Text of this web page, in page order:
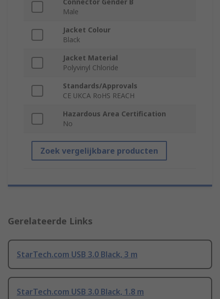
Connector Gender B
Male
Jacket Colour
Black
Jacket Material
Polyvinyl Chloride
Standards/Approvals
CE UKCA RoHS REACH
Hazardous Area Certification
No
Zoek vergelijkbare producten
Gerelateerde Links
StarTech.com USB 3.0 Black, 3 m
StarTech.com USB 3.0 Black, 1.8 m